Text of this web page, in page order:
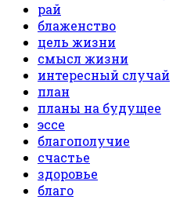
рай
блаженство
цель жизни
смысл жизни
интересный случай
план
планы на будущее
эссе
благополучие
счастье
здоровье
благо